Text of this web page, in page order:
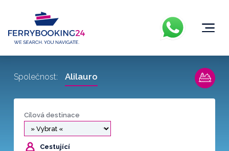
Cílová destinace
Cestující
Společnost: Alilauro